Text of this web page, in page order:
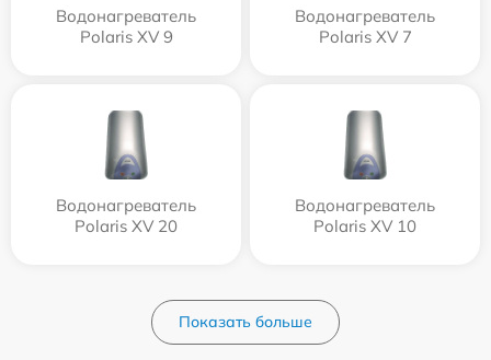
Водонагреватель
Polaris XV 9
Водонагреватель
Polaris XV 7
Водонагреватель
Polaris XV 20
Водонагреватель
Polaris XV 10
Показать больше